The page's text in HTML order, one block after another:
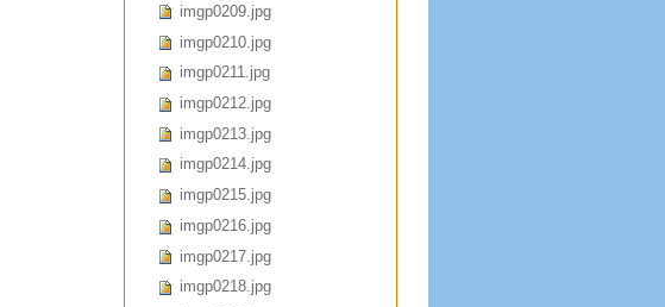
imgp0209.jpg
imgp0210.jpg
imgp0211.jpg
imgp0212.jpg
imgp0213.jpg
imgp0214.jpg
imgp0215.jpg
imgp0216.jpg
imgp0217.jpg
imgp0218.jpg